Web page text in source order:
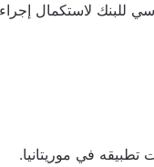
للبنك لاستكمال
في موريتانيا.